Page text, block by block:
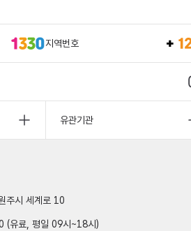
지역번호
유관기관
주시 세계로 10
유료, 평일 09시~18시)